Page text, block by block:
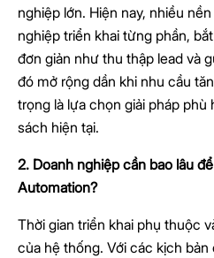
nghiệp lớn. Hiện nay, nhiều
nghiệp triển khai từng phần,
đơn giản như thu thập lead và
đó mở rộng dần khi nhu cầu
trọng là lựa chọn giải pháp phù
sách hiện tại.
2. Doanh nghiệp cần bao lâu
Automation?
Thời gian triển khai phụ thuộc
của hệ thống. Với các kịch bản